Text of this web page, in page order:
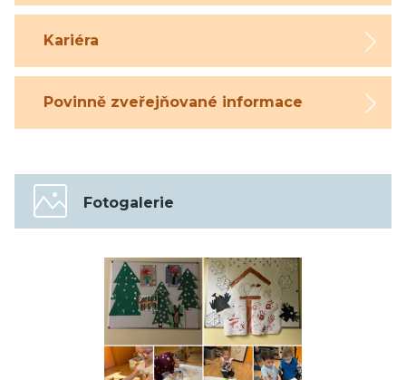
Kariéra
Povinně zveřejňované informace
Fotogalerie